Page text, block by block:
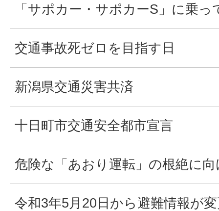
「サポカー・サポカーS」に乗っ
交通事故死ゼロを目指す日
新潟県交通災害共済
十日町市交通安全都市宣言
危険な「あおり運転」の根絶に
令和3年5月20日から避難情報が